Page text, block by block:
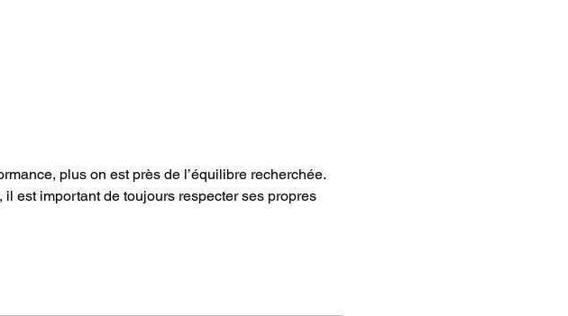
plus on est près de l’équilibre recherchée.
il est important de toujours respecter ses propres